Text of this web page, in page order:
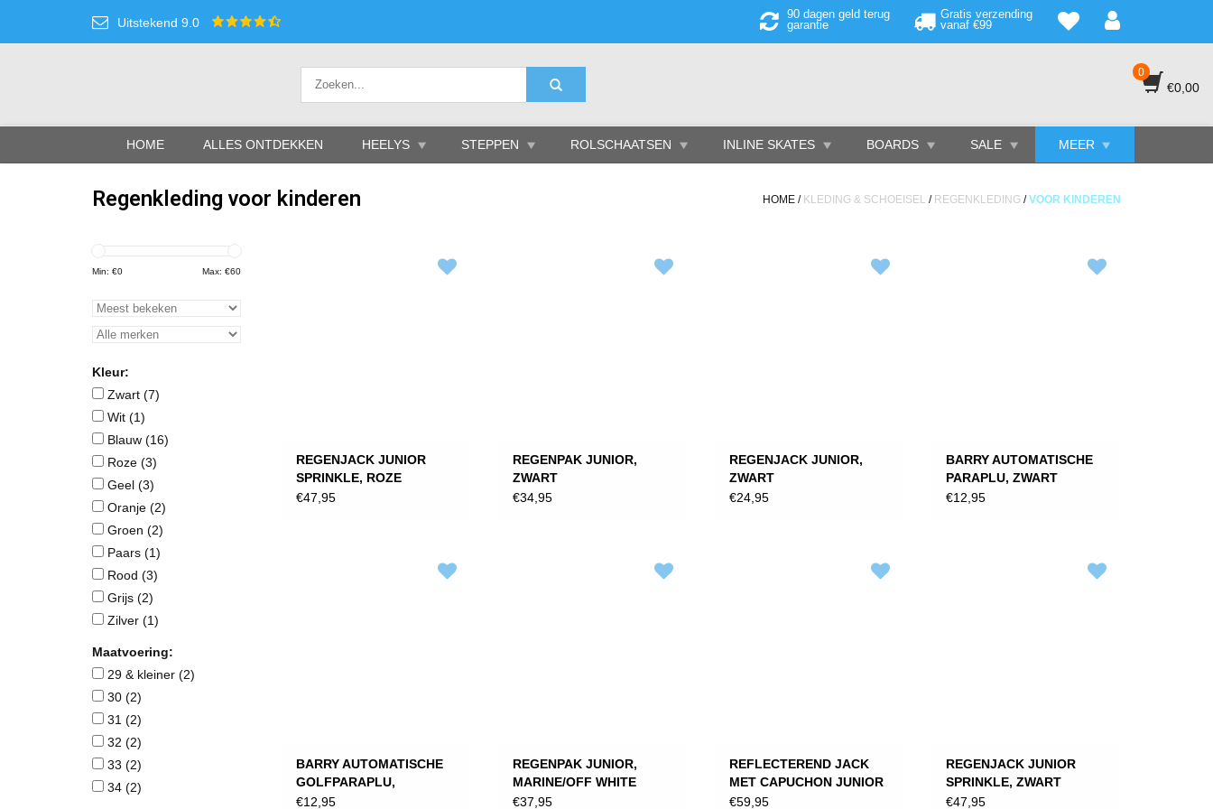
Uitstekend 9.0
90 dagen geld terug
garantie
Gratis verzending
vanaf €99
0
€0,00
HOME ALLES ONTDEKKEN HEELYS STEPPEN ROLSCHAATSEN INLINE SKATES BOARDS SALE MEER
Regenkleding voor kinderen HOME / KLEDING & SCHOEISEL / REGENKLEDING /VOOR KINDEREN
Min: €0 Max: €60
Kleur:
Zwart (7)
Wit (1)
Blauw (16)
Roze (3)
Geel (3)
Oranje (2)
Groen (2)
Paars (1)
Rood (3)
Grijs (2)
Zilver (1)
Maatvoering:
29 & kleiner (2)
30 (2)
31 (2)
32 (2)
33 (2)
34 (2)
REGENJACK JUNIOR
SPRINKLE, ROZE
€47,95
REGENPAK JUNIOR,
ZWART
€34,95
REGENJACK JUNIOR,
ZWART
€24,95
BARRY AUTOMATISCHE
PARAPLU, ZWART
€12,95
BARRY AUTOMATISCHE
GOLFPARAPLU,
DONKERBLAUW
€12,95
REGENPAK JUNIOR,
MARINE/OFF WHITE
€37,95
REFLECTEREND JACK
MET CAPUCHON JUNIOR
FULL REFLECTIVE,
€59,95
REGENJACK JUNIOR
SPRINKLE, ZWART
€47,95